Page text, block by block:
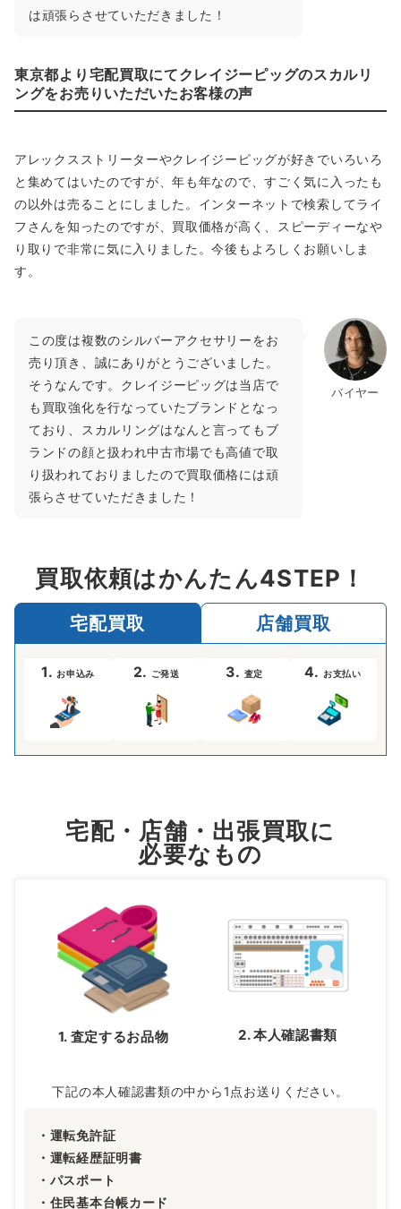
は頑張らさせていただきました！
東京都より宅配買取にてクレイジーピッグのスカルリ
ングをお売りいただいたお客様の声
アレックスストリーターやクレイジーピッグが好きでいろいろ
と集めてはいたのですが、年も年なので、すごく気に入ったも
の以外は売ることにしました。インターネットで検索してライ
フさんを知ったのですが、買取価格が高く、スピーディーなや
り取りで非常に気に入りました。今後もよろしくお願いしま
す。
バイヤー
この度は複数のシルバーアクセサリーをお
売り頂き、誠にありがとうございました。
そうなんです。クレイジーピッグは当店で
も買取強化を行なっていたブランドとなっ
ており、スカルリングはなんと言ってもブ
ランドの顔と扱われ中古市場でも高値で取
り扱われておりましたので買取価格には頑
張らさせていただきました！
買取依頼はかんたん4STEP！
宅配買取 店舗買取
1.お申込み 2. ご発送 3. 査定 4. お支払い
宅配・店舗・出張買取に
必要なもの
1. 査定するお品物 2. 本人確認書類
下記の本人確認書類の中から1点お送りください。
・運転免許証
・運転経歴証明書
・パスポート
・住民基本台帳カード